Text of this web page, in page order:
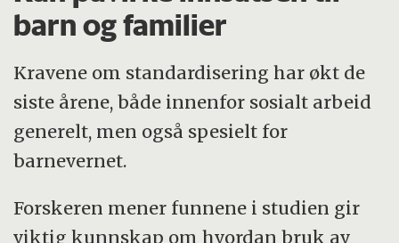
barn og familier
Kravene om standardisering har økt de
siste årene, både innenfor sosialt arbeid
generelt, men også spesielt for
barnevernet.
Forskeren mener funnene i studien gir
viktig kunnskap om hvordan bruk av